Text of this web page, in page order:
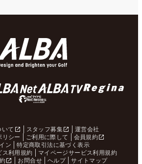
いて スタッフ募集
運営会社
リシー
ご利用に際して
会員規約
ン
特定商取引法に基づく表示
ス利用規約
マイページサービス利用規約
お問合せ ヘルプ サイトマップ